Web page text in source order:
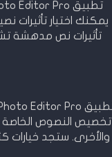
يمكنك اختيار تأثيرات
تأثيرات نص مدهشة
تخصيص النصوص الخاصة
والأخرى. ستجد خيارات